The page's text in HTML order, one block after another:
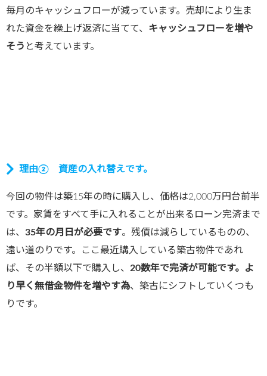
毎月のキャッシュフローが減っています。売却により生ま
れた資金を繰上げ返済に当てて、 キャッシュフローを増や
そう と考えています。
理由② 資産の入れ替えです。
今回の物件は築15年の時に購入し、価格は2,000万円台前半
です。家賃をすべて手に入れることが出来るローン完済まで
は、 35年の月日が必要です。残債は減らしているものの、
遠い道のりです。ここ最近購入している築古物件であれ
ば、その半額以下で購入し、 20数年で完済が可能です。よ
り早く無借金物件を増やす為、築古にシフトしていくつも
りです。